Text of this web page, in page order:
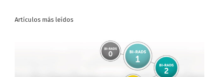
Artículos más leídos